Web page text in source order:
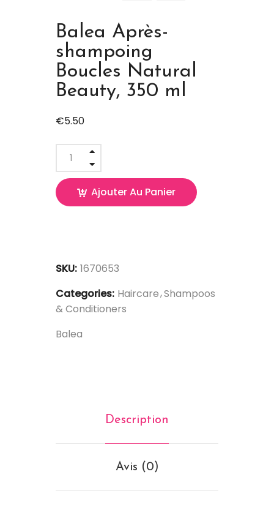
Balea Après-
shampoing
Boucles Natural
Beauty, 350 ml
€5.50
Ajouter Au Panier
SKU: 1670653
Categories: Haircare Shampoos
& Conditioners
Balea
Description
Avis (0)